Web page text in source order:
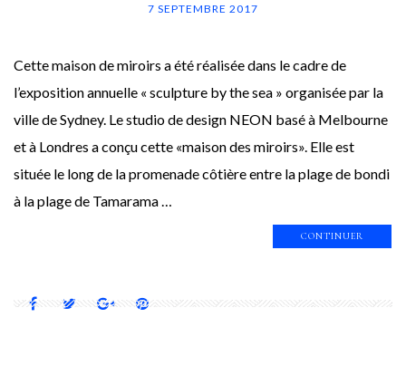
7 SEPTEMBRE 2017
Cette maison de miroirs a été réalisée dans le cadre de
l’exposition annuelle « sculpture by the sea » organisée par la
ville de Sydney. Le studio de design NEON basé à Melbourne
et à Londres a conçu cette «maison des miroirs». Elle est
située le long de la promenade côtière entre la plage de bondi
à la plage de Tamarama …
CONTINUER